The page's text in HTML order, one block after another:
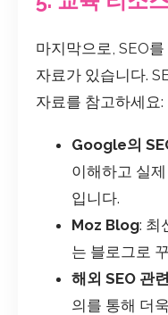
마지막으로, SEO
자료가 있습니다.
자료를 참고하세요:
Google의
이해하고 실
입니다.
Moz Blog: 최
는 블로그로
해외 SEO 관
의를 통해 더